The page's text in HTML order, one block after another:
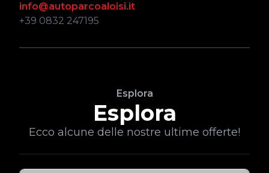
info@autoparcoaloisi.it
+39 0832 247195
Esplora
Esplora
Ecco alcune delle nostre ultime offerte!